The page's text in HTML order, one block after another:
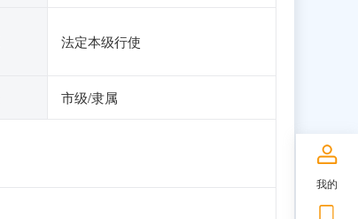
法定本级行使
市级/隶属
我的